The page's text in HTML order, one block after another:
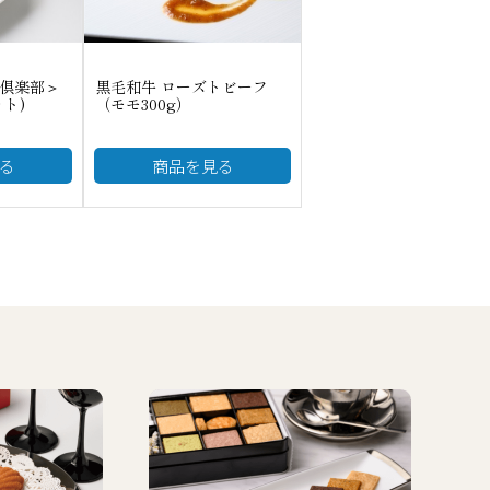
楽部＞
)
黒毛和牛 ローズトビーフ
（モモ300g）
商品を見る